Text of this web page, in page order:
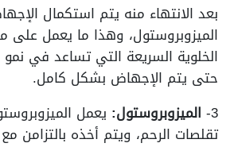
بعد الانتهاء منه يتم استكمال
الميزوبروستول، وهذا ما يعمل على
الخلوية السريعة التي تساعد في
حتى يتم الإجهاض بشكل كامل.
3- الميزوبروستول: يعمل
تقلصات الرحم، ويتم أخذه بالتزامن